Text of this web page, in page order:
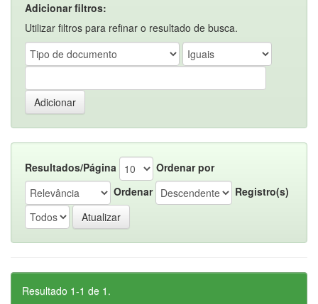
Adicionar filtros:
Utilizar filtros para refinar o resultado de busca.
Resultados/Página
Ordenar por
Ordenar
Registro(s)
Resultado 1-1 de 1.